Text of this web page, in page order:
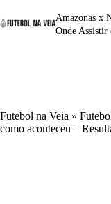
Amazonas x
Onde Assistir
Futebol na Veia »
como aconteceu –